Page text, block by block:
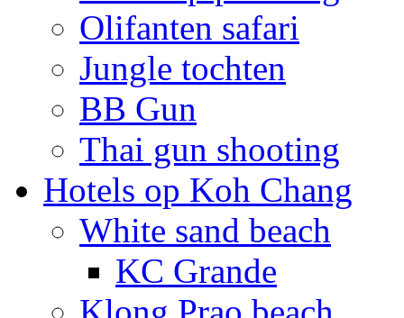
Olifanten safari
Jungle tochten
BB Gun
Thai gun shooting
Hotels op Koh Chang
White sand beach
KC Grande